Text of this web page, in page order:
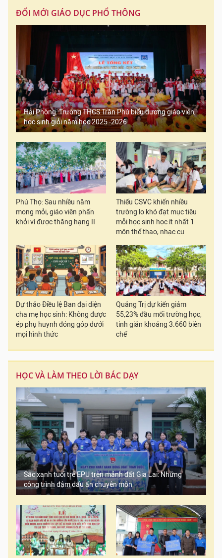
ĐỔI MỚI GIÁO DỤC PHỔ THÔNG
Hải Phòng: Trường THCS Trần Phú biểu dương giáo viên,
học sinh giỏi năm học 2025 -2026
Phú Thọ: Sau nhiều năm
mong mỏi, giáo viên phấn
khởi vì được thăng hạng II
Thiếu CSVC khiến nhiều
trường lo khó đạt mục tiêu
mỗi học sinh học ít nhất 1
môn thể thao, nhạc cụ
Dự thảo Điều lệ Ban đại diện
cha mẹ học sinh: Không được
ép phụ huynh đóng góp dưới
mọi hình thức
Quảng Trị dự kiến giảm
55,23% đầu mối trường học,
tinh giản khoảng 3.660 biên
chế
HỌC VÀ LÀM THEO LỜI BÁC DẠY
Sắc xanh tuổi trẻ EPU trên mảnh đất Gia Lai: Những
công trình đậm dấu ấn chuyên môn